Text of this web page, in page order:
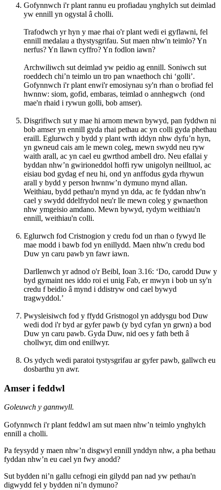
Gofynnwch i'r plant rannu eu profiadau ynghylch sut deimlad
yw ennill yn ogystal â cholli.
Trafodwch yr hyn y mae rhai o'r plant wedi ei gyflawni, fel
ennill medalau a thystysgrifau. Sut maen nhw'n teimlo? Yn
nerfus? Yn llawn cyffro? Yn fodlon iawn?
Archwiliwch sut deimlad yw peidio ag ennill. Soniwch sut
roeddech chi’n teimlo un tro pan wnaethoch chi ‘golli’.
Gofynnwch i'r plant enwi'r emosiynau sy'n rhan o brofiad fel
hwnnw: siom, gofid, embaras, teimlad o annhegwch (ond
mae'n rhaid i rywun golli, bob amser).
Disgrifiwch sut y mae hi arnom mewn bywyd, pan fyddwn ni
bob amser yn ennill gyda rhai pethau ac yn colli gyda phethau
eraill. Eglurwch y bydd y plant wrth iddyn nhw dyfu’n hyn,
yn gwneud cais am le mewn coleg, mewn swydd neu ryw
waith arall, ac yn cael eu gwrthod ambell dro. Neu efallai y
byddan nhw’n gwirioneddol hoffi ryw unigolyn neilltuol, ac
eisiau bod gydag ef neu hi, ond yn anffodus gyda rhywun
arall y bydd y person hwnnw’n dymuno mynd allan.
Weithiau, bydd pethau'n mynd yn dda, ac fe fyddan nhw'n
cael y swydd ddelfrydol neu'r lle mewn coleg y gwnaethon
nhw ymgeisio amdano. Mewn bywyd, rydym weithiau'n
ennill, weithiau'n colli.
Eglurwch fod Cristnogion y credu fod un rhan o fywyd lle
mae modd i bawb fod yn enillydd. Maen nhw'n credu bod
Duw yn caru pawb yn fawr iawn.
Darllenwch yr adnod o'r Beibl, Ioan 3.16: ‘Do, carodd Duw y
byd gymaint nes iddo roi ei unig Fab, er mwyn i bob un sy'n
credu f beidio â mynd i ddistryw ond cael bywyd
tragwyddol.’
Pwysleisiwch fod y ffydd Gristnogol yn addysgu bod Duw
wedi dod i'r byd ar gyfer pawb (y byd cyfan yn grwn) a bod
Duw yn caru pawb. Gyda Duw, nid oes y fath beth â
chollwyr, dim ond enillwyr.
Os ydych wedi paratoi tystysgrifau ar gyfer pawb, gallwch eu
dosbarthu yn awr.
Amser i feddwl
Goleuwch y gannwyll.
Gofynnwch i'r plant feddwl am sut maen nhw’n teimlo ynghylch
ennill a cholli.
Pa feysydd y maen nhw’n disgwyl ennill ynddyn nhw, a pha bethau
fyddan nhw’n eu cael yn fwy anodd?
Sut bydden ni’n gallu cefnogi ein gilydd pan nad yw pethau'n
digwydd fel y bydden ni’n dymuno?